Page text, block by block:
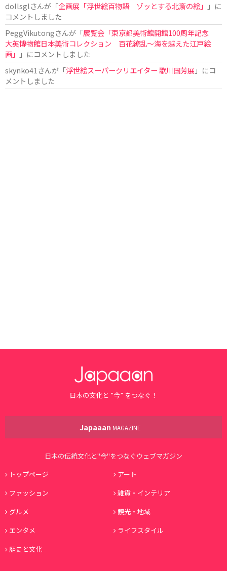
dollsglさんが「企画展「浮世絵百物語 ゾッとする北斎の絵」
」に
コメントしました
PeggVikutongさんが「展覧会「東京都美術館開館100周年記念
大英博物館日本美術コレクション 百花繚乱〜海を越えた江戸絵
画」
」にコメントしました
skynko41 さんが「浮世絵スーパークリエイター 歌川国芳展 」にコ
メントしました
日本の文化と ”今” をつなぐ！
Japaaan MAGAZINE
日本の伝統文化と"今"をつなぐウェブマガジン
トップページ
アート
ファッション
雑貨・インテリア
グルメ
観光・地域
エンタメ
ライフスタイル
歴史と文化